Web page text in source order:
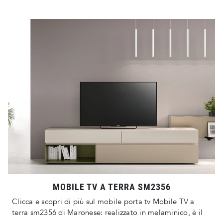
MOBILE TV A TERRA SM2356
Clicca e scopri di più sul mobile porta tv Mobile TV a
terra sm2356 di Maronese: realizzato in melaminico, è il